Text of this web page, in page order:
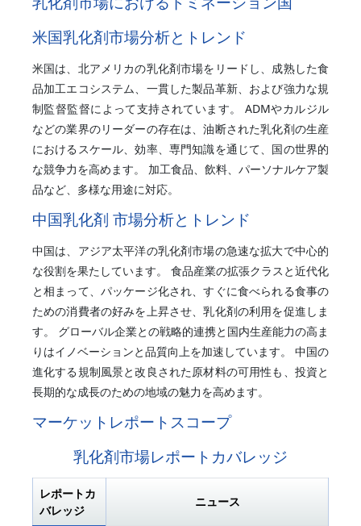
米国乳化剤市場分析とトレンド
米国は、北アメリカの乳化剤市場をリードし、成熟した食
品加工エコシステム、一貫した製品革新、および強力な規
制監督監督によって支持されています。 ADMやカルジル
などの業界のリーダーの存在は、油断された乳化剤の生産
におけるスケール、効率、専門知識を通じて、国の世界的
な競争力を高めます。 加工食品、飲料、パーソナルケア製
品など、多様な用途に対応。
中国乳化剤 市場分析とトレンド
中国は、アジア太平洋の乳化剤市場の急速な拡大で中心的
な役割を果たしています。 食品産業の拡張クラスと近代化
と相まって、パッケージ化され、すぐに食べられる食事の
ための消費者の好みを上昇させ、乳化剤の利用を促進しま
す。 グローバル企業との戦略的連携と国内生産能力の高ま
りはイノベーションと品質向上を加速しています。 中国の
進化する規制風景と改良された原材料の可用性も、投資と
長期的な成長のための地域の魅力を高めます。
マーケットレポートスコープ
乳化剤市場レポートカバレッジ
レポートカ
バレッジ
ニュース